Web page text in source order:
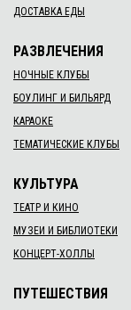
ДОСТАВКА ЕДЫ
РАЗВЛЕЧЕНИЯ
НОЧНЫЕ КЛУБЫ
БОУЛИНГ И БИЛЬЯРД
КАРАОКЕ
ТЕМАТИЧЕСКИЕ КЛУБЫ
КУЛЬТУРА
ТЕАТР И КИНО
МУЗЕИ И БИБЛИОТЕКИ
КОНЦЕРТ-ХОЛЛЫ
ПУТЕШЕСТВИЯ